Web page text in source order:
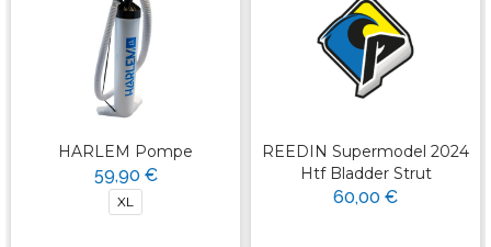
HARLEM Pompe
59,90 €
XL
REEDIN Supermodel 2024
Htf Bladder Strut
60,00 €